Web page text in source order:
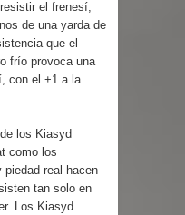
el frenesí,
de una yarda de
que el
frío provoca una
con el +1 a la
los Kiasyd
como los
piedad real hacen
tan solo en
Los Kiasyd